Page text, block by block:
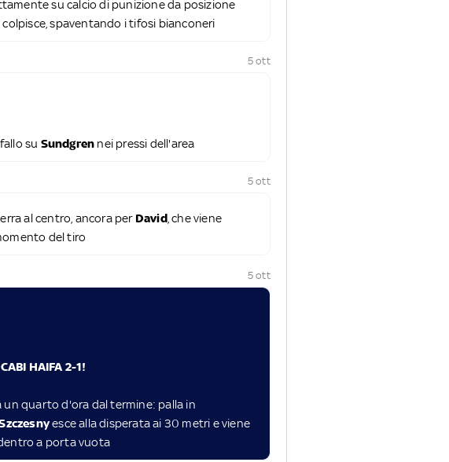
su calcio di punizione da posizione
spaventando i tifosi bianconeri
5 ott
su Sundgren nei pressi dell'area
5 ott
al centro, ancora per David, che viene
del tiro
5 ott
HAIFA 2-1!
quarto d'ora dal termine: palla in
esce alla disperata ai 30 metri e viene
a porta vuota